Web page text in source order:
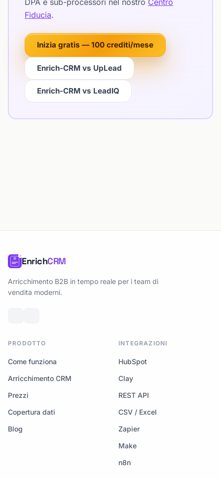
DPA e sub-processori nel nostro Centro
Fiducia.
Inizia gratis — 100 crediti/mese
Enrich-CRM vs UpLead
Enrich-CRM vs LeadIQ
EnrichCRM
Arricchimento B2B in tempo reale per i team di
vendita moderni.
PRODOTTO
Come funziona
Arricchimento CRM
Prezzi
Copertura dati
Blog
INTEGRAZIONI
HubSpot
Clay
REST API
CSV / Excel
Zapier
Make
n8n